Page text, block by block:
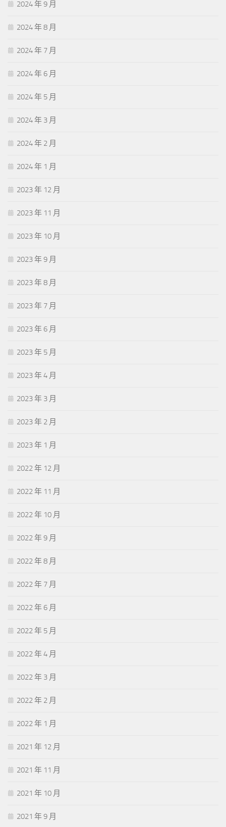
2024 年 9 月
2024 年 8 月
2024 年 7 月
2024 年 6 月
2024 年 5 月
2024 年 3 月
2024 年 2 月
2024 年 1 月
2023 年 12 月
2023 年 11 月
2023 年 10 月
2023 年 9 月
2023 年 8 月
2023 年 7 月
2023 年 6 月
2023 年 5 月
2023 年 4 月
2023 年 3 月
2023 年 2 月
2023 年 1 月
2022 年 12 月
2022 年 11 月
2022 年 10 月
2022 年 9 月
2022 年 8 月
2022 年 7 月
2022 年 6 月
2022 年 5 月
2022 年 4 月
2022 年 3 月
2022 年 2 月
2022 年 1 月
2021 年 12 月
2021 年 11 月
2021 年 10 月
2021 年 9 月